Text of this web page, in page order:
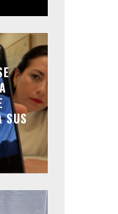
SUS